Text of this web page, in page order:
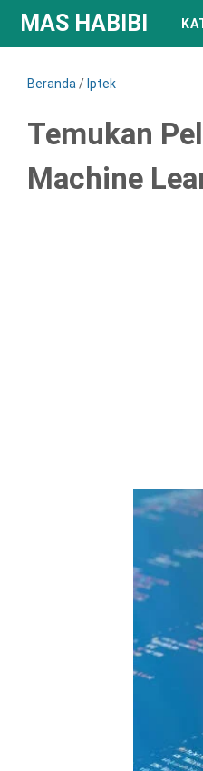
MAS HABIBI
Beranda / Iptek
Temukan
Machine